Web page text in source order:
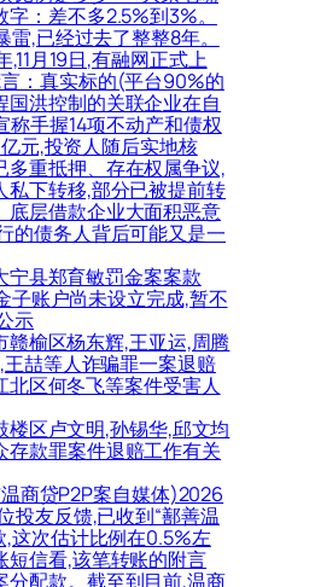
：差不多2.5%到3%。
雷,已经过去了整整8年。
,11月19日,有融网正式上
：真实标的(平台90%的
国洪控制的关联企业在自
手握14项不动产和债权
元,投资人随后实地核
多重抵押、存在权属争议,
私下转移,部分已被提前转
底层借款企业大面积恶意
的债务人背后可能又是一
宁县郑育敏罚金案案款
子账户尚未设立完成,暂不
示
赣榆区杨东辉,王亚运,周腾
喆等人诈骗罪一案退赔
北区何冬飞等案件受害人
楼区卢文明,孙锡华,邱文均
存款罪案件退赔工作有关
商贷P2P案自媒体)2026
投友反馈,已收到“鄯善温
,这次估计比例在0.5%左
短信看,该笔转账的附言
分配款。截至到目前,温商